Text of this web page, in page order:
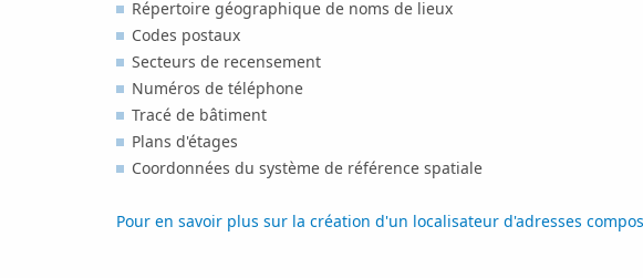
Répertoire géographique de noms de lieux
Codes postaux
Secteurs de recensement
Numéros de téléphone
Tracé de bâtiment
Plans d'étages
Coordonnées du système de référence spatiale
Pour en savoir plus sur la création d'un localisateur d'adresses